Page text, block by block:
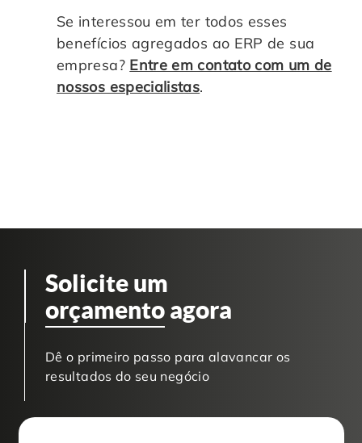
Se interessou em ter todos esses
benefícios agregados ao ERP de sua
empresa? Entre em contato com um de
nossos especialistas.
Solicite um
orçamento agora
Dê o primeiro passo para alavancar os
resultados do seu negócio